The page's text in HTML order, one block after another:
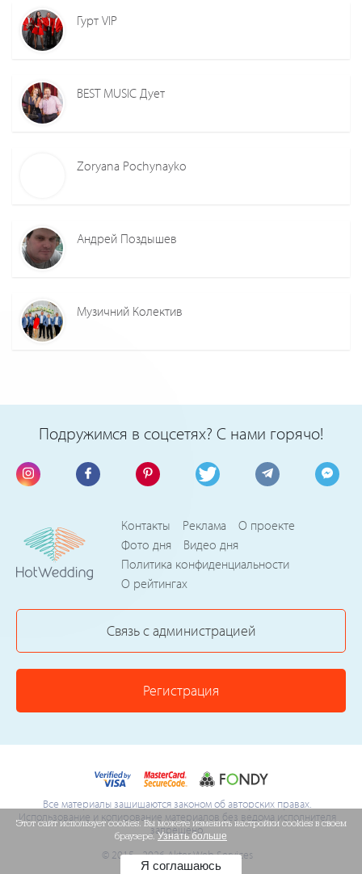
Гурт VIP
BEST MUSIC Дует
Zoryana Pochynayko
Андрей Поздышев
Музичний Колектив
Подружимся в соцсетях? С нами горячо!
Контакты Реклама
О проекте
Фото дня
Видео дня
Политика конфиденциальности
О рейтингах
Связь с администрацией
Регистрация
Все материалы защищаются законом об авторских правах.
Использование и копирование материалов без ведома исполнителя
запрещено.
© 2015 - 2026 Akter Web Services
Этот сайт использует cookies. Вы можете изменить настройки cookies в своем
браузере.Узнать больше
Я соглашаюсь